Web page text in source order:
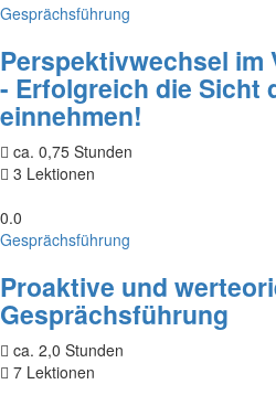
Gesprächsführung
Perspektivwechsel im
- Erfolgreich die Sicht
einnehmen!
ca. 0,75 Stunden
3 Lektionen
0.0
Gesprächsführung
Proaktive und
Gesprächsführung
ca. 2,0 Stunden
7 Lektionen